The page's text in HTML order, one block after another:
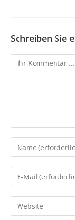
Schreiben Sie